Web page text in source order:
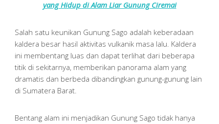
yang Hidup di Alam Liar Gunung Ciremai
Salah satu keunikan Gunung Sago adalah keberadaan
kaldera besar hasil aktivitas vulkanik masa lalu. Kaldera
ini membentang luas dan dapat terlihat dari beberapa
titik di sekitarnya, memberikan panorama alam yang
dramatis dan berbeda dibandingkan gunung-gunung lain
di Sumatera Barat.
Bentang alam ini menjadikan Gunung Sago tidak hanya